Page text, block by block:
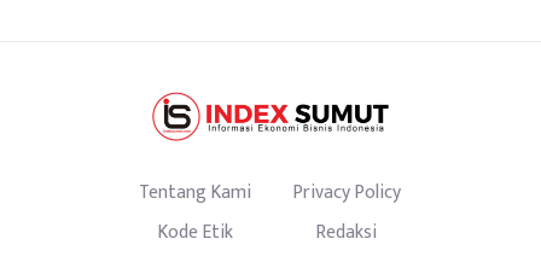
Tentang Kami
Privacy Policy
Kode Etik
Redaksi